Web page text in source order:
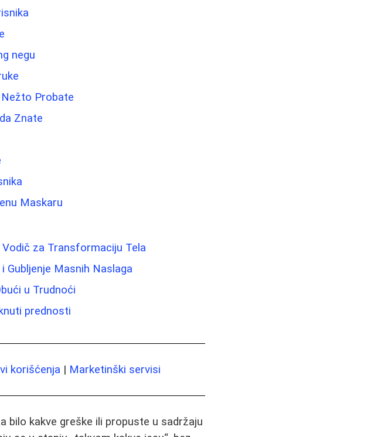
negu
Probate
Znate
Maskaru
za Transformaciju Tela
Masnih Naslaga
u Trudnoći
prednosti
korišćenja | Marketinški servisi
bilo kakve greške ili propuste u sadržaju